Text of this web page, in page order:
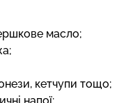
масло;
кетчупи тощо;